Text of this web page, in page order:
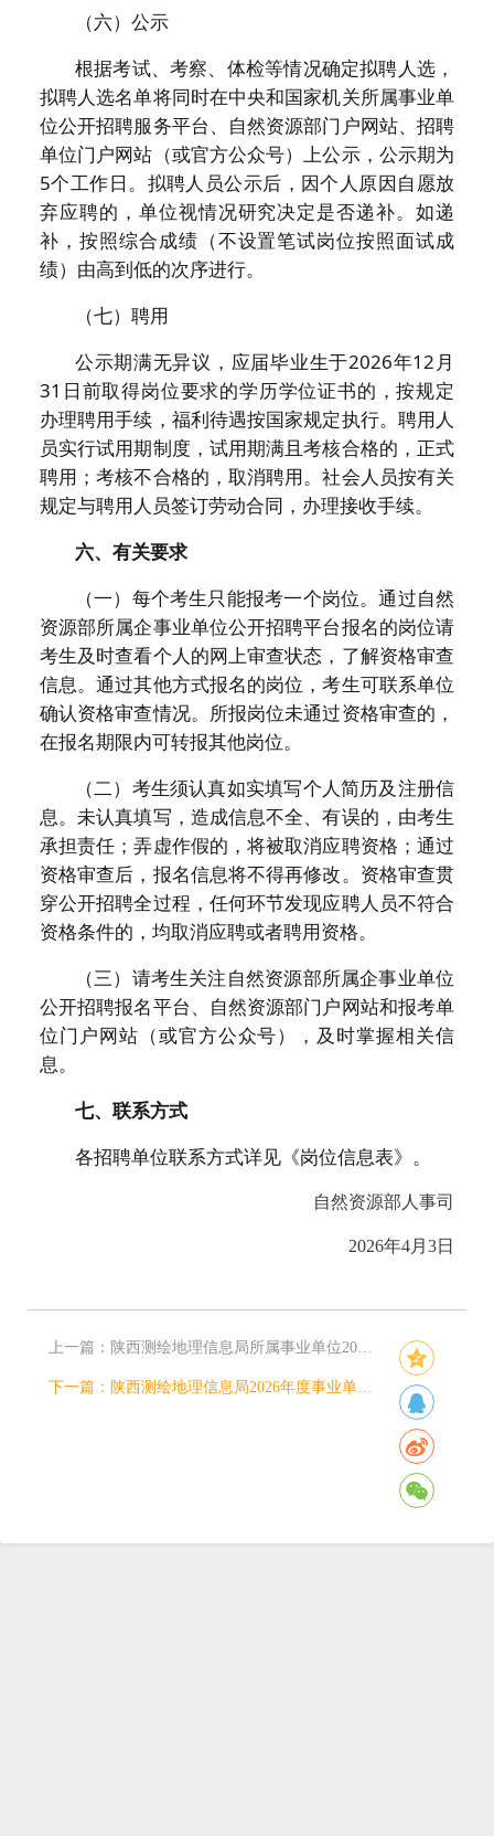
（六）公示
根据考试、考察、体检等情况确定拟聘人选，
拟聘人选名单将同时在中央和国家机关所属事业单
位公开招聘服务平台、自然资源部门户网站、招聘
单位门户网站（或官方公众号）上公示，公示期为
5个工作日。拟聘人员公示后，因个人原因自愿放
弃应聘的，单位视情况研究决定是否递补。如递
补，按照综合成绩（不设置笔试岗位按照面试成
绩）由高到低的次序进行。
（七）聘用
公示期满无异议，应届毕业生于2026年12月
31日前取得岗位要求的学历学位证书的，按规定
办理聘用手续，福利待遇按国家规定执行。聘用人
员实行试用期制度，试用期满且考核合格的，正式
聘用；考核不合格的，取消聘用。社会人员按有关
规定与聘用人员签订劳动合同，办理接收手续。
六、有关要求
（一）每个考生只能报考一个岗位。通过自然
资源部所属企事业单位公开招聘平台报名的岗位请
考生及时查看个人的网上审查状态，了解资格审查
信息。通过其他方式报名的岗位，考生可联系单位
确认资格审查情况。所报岗位未通过资格审查的，
在报名期限内可转报其他岗位。
（二）考生须认真如实填写个人简历及注册信
息。未认真填写，造成信息不全、有误的，由考生
承担责任；弄虚作假的，将被取消应聘资格；通过
资格审查后，报名信息将不得再修改。资格审查贯
穿公开招聘全过程，任何环节发现应聘人员不符合
资格条件的，均取消应聘或者聘用资格。
（三）请考生关注自然资源部所属企事业单位
公开招聘报名平台、自然资源部门户网站和报考单
位门户网站（或官方公众号），及时掌握相关信
息。
七、联系方式
各招聘单位联系方式详见《岗位信息表》。
自然资源部人事司
2026年4月3日
上一篇： 陕西测绘地理信息局所属事业单位2026年度公开招聘工作人员（博士岗）面试公告
下一篇： 陕西测绘地理信息局2026年度事业单位公开招聘工作人员面试公告